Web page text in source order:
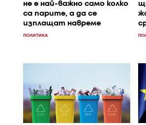
не е най-важно само колко
са парите, а да се
изплащат навреме
ПОЛИТИКА